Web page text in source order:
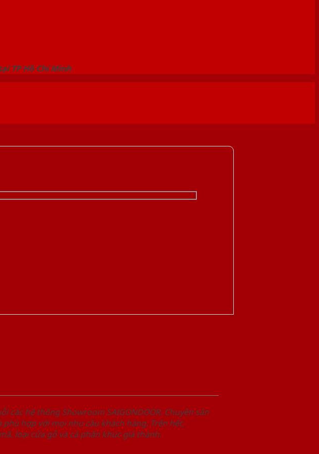
TP Hồ Chí Minh
các hệ thống Showroom SAIGONDOOR. Chuyên sản
hợp với mọi nhu cầu khách hàng. Trên hết,
loại cửa gỗ và cả phân khúc giá thành.